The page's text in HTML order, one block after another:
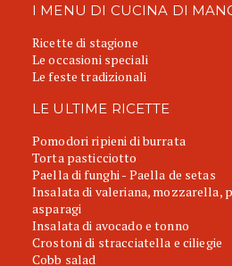
I MENU DI CUCINA DI
Ricette di stagione
Le occasioni speciali
Le feste tradizionali
LE ULTIME RICETTE
Pomodori ripieni di burrata
Torta pasticciotto
Paella di funghi - Paella de setas
Insalata di valeriana, mozzarella,
asparagi
Insalata di avocado e tonno
Crostoni di stracciatella e ciliegie
Cobb salad